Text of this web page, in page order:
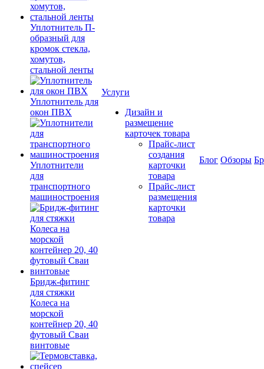
Уплотнитель П-
образный для
кромок стекла,
хомутов,
стальной ленты
Уплотнитель для
окон ПВХ
Уплотнители
для
транспортного
машиностроения
Бридж-фитинг
для стяжки
Колеса на
морской
контейнер 20, 40
футовый Сваи
винтовые
Услуги
Дизайн и
размещение
карточек товара
Прайс-лист
создания
карточки
товара
Прайс-лист
размещения
карточки
товара
Блог Обзоры